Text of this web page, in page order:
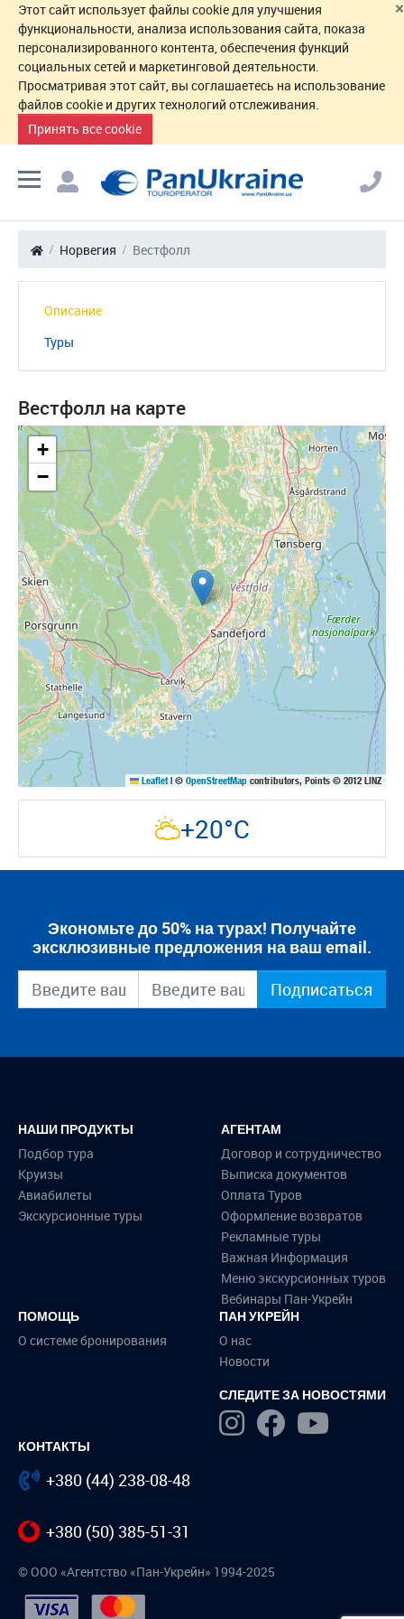
×
Этот сайт использует файлы cookie для улучшения
функциональности, анализа использования сайта, показа
персонализированного контента, обеспечения функций
социальных сетей и маркетинговой деятельности.
Просматривая этот сайт, вы соглашаетесь на использование
файлов cookie и других технологий отслеживания.
Принять все cookie
Норвегия Вестфолл
Описание
Туры
Вестфолл на карте
+
−
Leaflet | ©OpenStreetMap contributors, Points © 2012 LINZ
+20°C
Экономьте до 50% на турах! Получайте
эксклюзивные предложения на ваш email.
Подписаться
НАШИ ПРОДУКТЫ
Подбор тура
Круизы
Авиабилеты
Экскурсионные туры
АГЕНТАМ
Договор и сотрудничество
Выписка документов
Оплата Туров
Оформление возвратов
Рекламные туры
Важная Информация
Меню экскурсионных туров
Вебинары Пан-Укрейн
ПОМОЩЬ
О системе бронирования
ПАН УКРЕЙН
О нас
Новости
СЛЕДИТЕ ЗА НОВОСТЯМИ
КОНТАКТЫ
+380 (44) 238-08-48
+380 (50) 385-51-31
© ООО «Агентство «Пан-Укрейн» 1994-2025